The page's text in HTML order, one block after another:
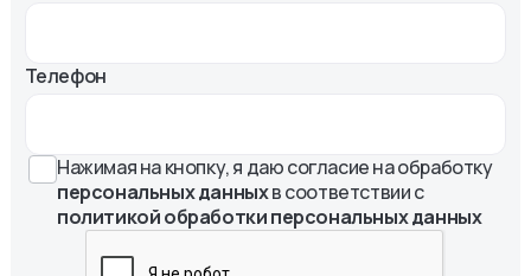
Телефон
Нажимая на кнопку, я даю согласие на обработку
персональных данныхв соответствии с
политикой обработки персональных данных